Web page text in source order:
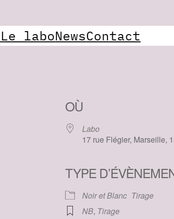
Le laboNewsContact
OÙ
Labo
17 rue Flégier, Marseille,
TYPE
Noir et Blanc Tirage
NB, Tirage